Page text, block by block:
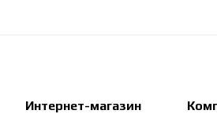
Интернет-магазин